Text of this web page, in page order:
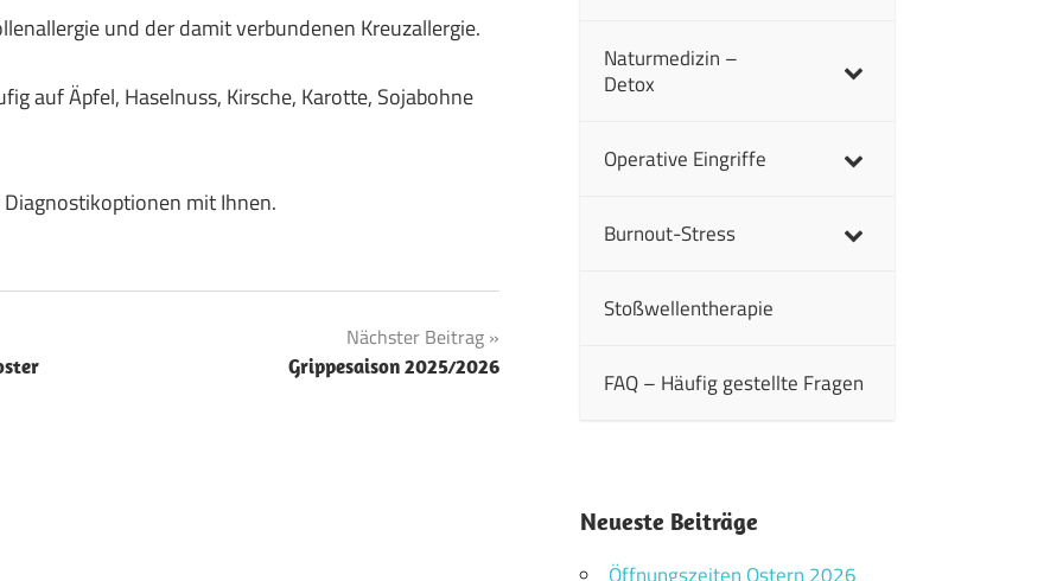
und der damit verbundenen Kreuzallergie.
auf Äpfel, Haselnuss, Kirsche, Karotte, Sojabohne
mit Ihnen.
Nächster Beitrag
Grippesaison 2025⁄2026
Naturmedizin –
Detox
Operative Eingriffe
Burnout-Stress
Stoßwellentherapie
FAQ – Häufig gestellte Fragen
Neueste Beiträge
Öffnungszeiten Ostern 2026